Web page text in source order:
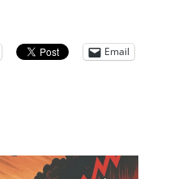
Email